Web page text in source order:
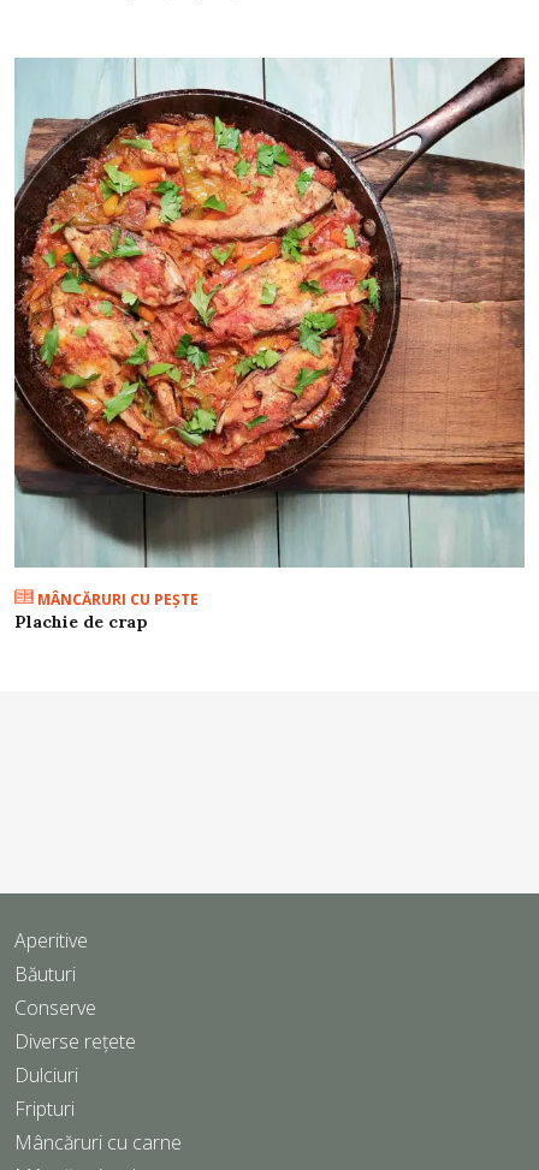
MÂNCĂRURI CU PEŞTE
Plachie de crap
Aperitive
Băuturi
Conserve
Diverse rețete
Dulciuri
Fripturi
Mâncăruri cu carne